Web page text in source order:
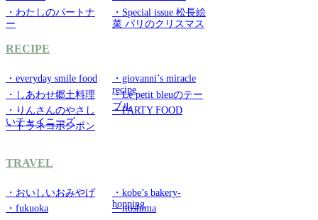
・わたしのパートナ
ー
・Special issue 松長絵
菜 パリのクリスマス
RECIPE
・everyday smile food
・giovanni’s miracle
recipe
・しあわせ郷土料理
・Le petit bleuのテー
ブル
・りんさんのやさし
いチャイニーズ
・PARTY FOOD
・トラネコボンボン
TRAVEL
・おいしいおみやげ
・kobe’s bakery-
hopping
・fukuoka
・itoshima